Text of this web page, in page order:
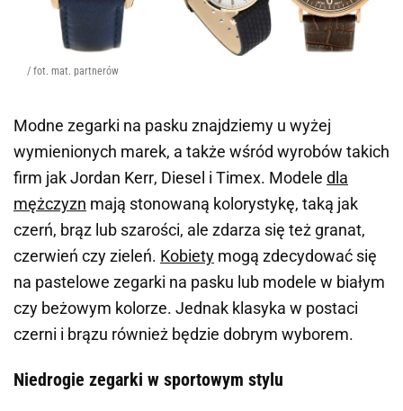
/ fot. mat. partnerów
Modne zegarki na pasku znajdziemy u wyżej
wymienionych marek, a także wśród wyrobów takich
firm jakJordan Kerr, Diesel i Timex. Modele dla
mężczyzn mają stonowaną kolorystykę, taką jak
czerń, brąz lub szarości, ale zdarza się też granat,
czerwień czy zieleń. Kobiety mogą zdecydować się
na pastelowe zegarki na pasku lub modele w białym
czy beżowym kolorze. Jednak klasyka w postaci
czerni i brązu również będzie dobrym wyborem.
Niedrogie zegarki w sportowym stylu